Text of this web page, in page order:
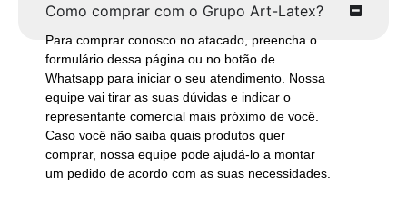
Como comprar com o Grupo Art-Latex?
Para comprar conosco no atacado, preencha o
formulário dessa página ou no botão de
Whatsapp para iniciar o seu atendimento. Nossa
equipe vai tirar as suas dúvidas e indicar o
representante comercial mais próximo de você.
Caso você não saiba quais produtos quer
comprar, nossa equipe pode ajudá-lo a montar
um pedido de acordo com as suas necessidades.